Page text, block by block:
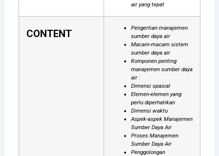
air yang tepat
CONTENT
Pengertian manajemen
sumber daya air
Macam-macam sistem
sumber daya air
Komponen penting
manajemen sumber daya
air :
Dimensi spasial
Elemen-elemen yang
perlu diperhatikan
Dimensi waktu
Aspek-aspek Manajemen
Sumber Daya Air
Proses Manajemen
Sumber Daya Air
Penggolongan